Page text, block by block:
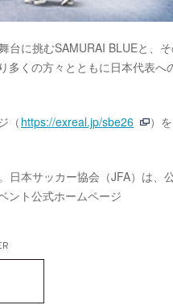
台に挑むSAMURAI BLUEと、
多くの方々とともに日本代表へ
（ https://exreal.jp/sbe26
）
日本サッカー協会（JFA）は、
ント公式ホームページ